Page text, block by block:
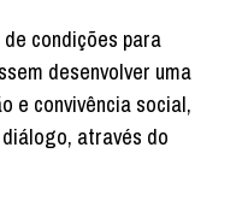
condições para
desenvolver uma
e convivência social,
através do